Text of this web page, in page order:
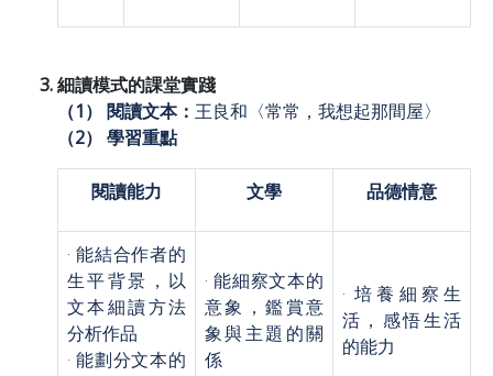
細讀模式的課堂實踐
（1） 閱讀文本： 王良和〈常常，我想起那間屋〉
（2） 學習重點
閱讀能力 文學 品德情意
· 能結合作者的
生平背景，以
文本細讀方法
分析作品
· 能劃分文本的
· 能細察文本的
意象，鑑賞意
象與主題的關
係
· 培養細察生
活，感悟生活
的能力